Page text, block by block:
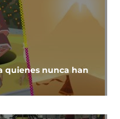
quienes nunca han